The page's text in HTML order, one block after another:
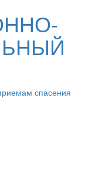
спасения